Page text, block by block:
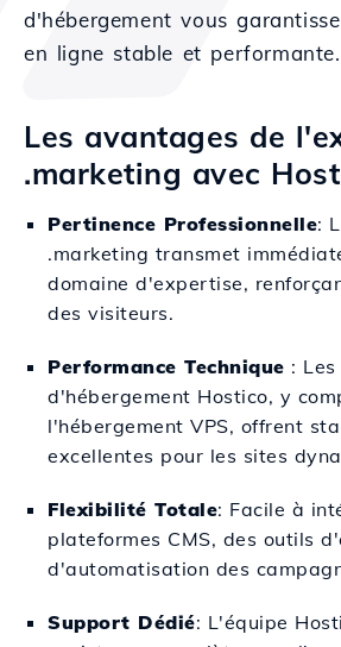
d'hébergement vous
en ligne stable et performante.
Les avantages de
.marketing avec
Pertinence Professionnelle:
.marketing transmet
domaine d'expertise,
des visiteurs.
Performance Technique :
d'hébergement Hostico, y
l'hébergement VPS, offrent
excellentes pour les sites
Flexibilité Totale: Facile à
plateformes CMS, des outils
d'automatisation des
Support Dédié: L'équipe